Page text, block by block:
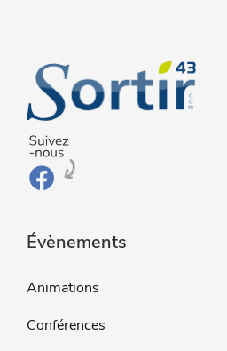
Évènements
Animations
Conférences